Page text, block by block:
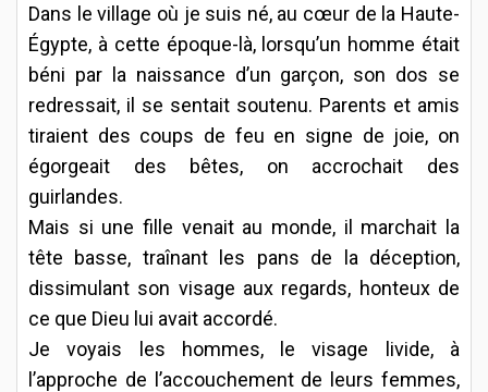
Dans le village où je suis né, au cœur de la Haute-
Égypte, à cette époque-là, lorsqu’un homme était
béni par la naissance d’un garçon, son dos se
redressait, il se sentait soutenu. Parents et amis
tiraient des coups de feu en signe de joie, on
égorgeait des bêtes, on accrochait des
guirlandes.
Mais si une fille venait au monde, il marchait la
tête basse, traînant les pans de la déception,
dissimulant son visage aux regards, honteux de
ce que Dieu lui avait accordé.
Je voyais les hommes, le visage livide, à
l’approche de l’accouchement de leurs femmes,